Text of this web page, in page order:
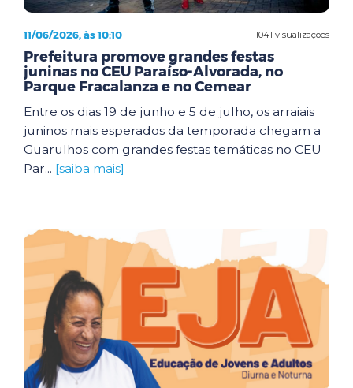
1041 visualizações
11/06/2026, às 10:10
Prefeitura promove grandes festas
juninas no CEU Paraíso-Alvorada, no
Parque Fracalanza e no Cemear
Entre os dias 19 de junho e 5 de julho, os arraiais
juninos mais esperados da temporada chegam a
Guarulhos com grandes festas temáticas no CEU
Par... [saiba mais]